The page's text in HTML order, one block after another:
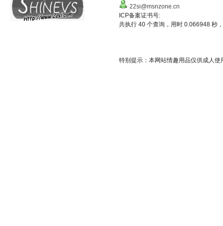
22si@msnzone.cn
ICP备案证书号:
共执行 40 个查询，用时 0.066948 秒
特别提示：本网站情趣用品仅供成人